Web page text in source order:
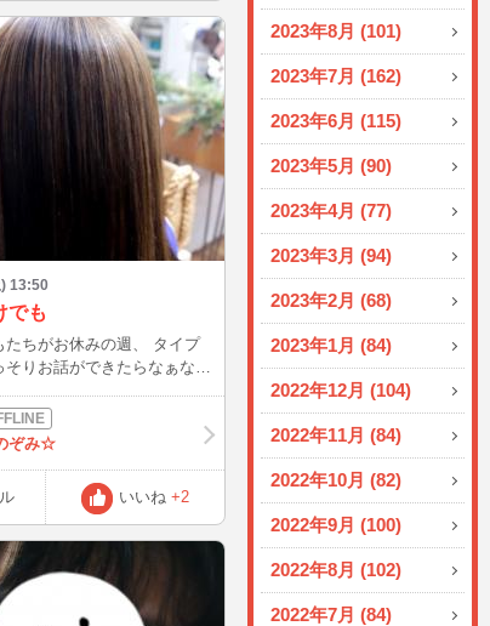
2023年8月 (101)
2023年7月 (162)
2023年6月 (115)
2023年5月 (90)
2023年4月 (77)
2023年3月 (94)
2023年2月 (68)
2023年1月 (84)
2022年12月 (104)
2022年11月 (84)
2022年10月 (82)
2022年9月 (100)
2022年8月 (102)
2022年7月 (84)
13:50
でも
たちがお休みの週、 タイプ
そりお話ができたらなぁなん
しめる方とお会い出来てるこ
さをありが
日、また楽しみ
ଘ(੭*ˊᵕˋ)੭* ੈ♡‧₊˚
ぞみ☆
いいね +2